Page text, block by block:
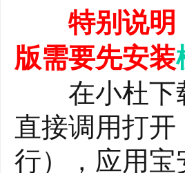
沉浸式感
设有专属“感
片，同时能
社群。​
便捷购物
特别说明：
版需要先安装
在小杜下载
直接调用打
行），应用